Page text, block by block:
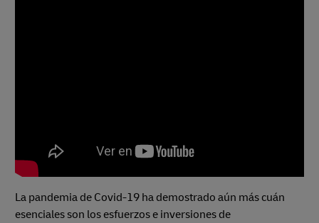
La pandemia de Covid-19 ha demostrado aún más cuán
esenciales son los esfuerzos e inversiones de